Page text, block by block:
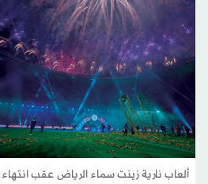
ألعاب نارية زينت سماء الرياض عقب